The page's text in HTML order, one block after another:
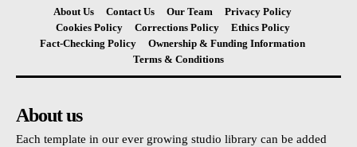
About Us Contact Us Our Team
Privacy Policy
Cookies Policy
Corrections Policy
Ethics Policy
Fact-Checking Policy
Ownership & Funding Information
Terms & Conditions
About us
Each template in our ever growing studio library can be added